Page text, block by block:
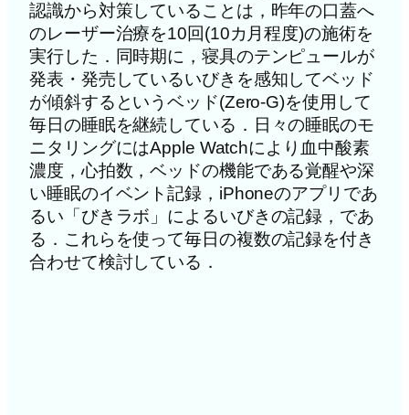
認識から対策していることは，昨年の口蓋へ
のレーザー治療を10回(10カ月程度)の施術を
実行した．同時期に，寝具のテンピュールが
発表・発売しているいびきを感知してベッド
が傾斜するというベッド(Zero-G)を使用して
毎日の睡眠を継続している．日々の睡眠のモ
ニタリングにはApple Watchにより血中酸素
濃度，心拍数，ベッドの機能である覚醒や深
い睡眠のイベント記録，iPhoneのアプリであ
るい「びきラボ」によるいびきの記録，であ
る．これらを使って毎日の複数の記録を付き
合わせて検討している．